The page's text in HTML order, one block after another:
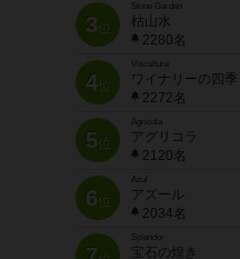
3位
Stone Garden
枯山水
2280名
4位
Viticulture
ワイナリーの四季
2272名
5位
Agricola
アグリコラ
2120名
6位
Azul
アズール
2034名
宝石の煌き